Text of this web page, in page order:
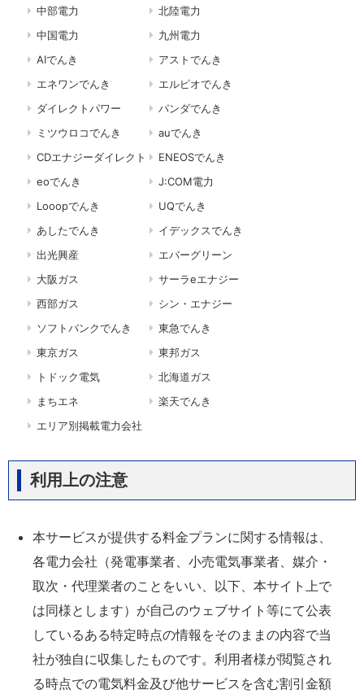
中部電力
北陸電力
中国電力
九州電力
AIでんき
アストでんき
エネワンでんき
エルピオでんき
ダイレクトパワー
パンダでんき
ミツウロコでんき
auでんき
CDエナジーダイレクト
ENEOSでんき
eoでんき
J:COM電力
Looopでんき
UQでんき
あしたでんき
イデックスでんき
出光興産
エバーグリーン
大阪ガス
サーラeエナジー
西部ガス
シン・エナジー
ソフトバンクでんき
東急でんき
東京ガス
東邦ガス
トドック電気
北海道ガス
まちエネ
楽天でんき
エリア別掲載電力会社
利用上の注意
本サービスが提供する料金プランに関する情報は、
各電力会社（発電事業者、小売電気事業者、媒介・
取次・代理業者のことをいい、以下、本サイト上で
は同様とします）が自己のウェブサイト等にて公表
しているある特定時点の情報をそのままの内容で当
社が独自に収集したものです。利用者様が閲覧され
る時点での電気料金及び他サービスを含む割引金額